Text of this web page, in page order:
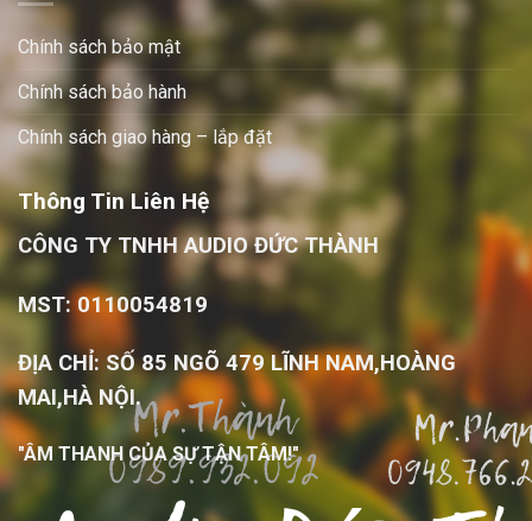
Chính sách bảo mật
Chính sách bảo hành
Chính sách giao hàng – lắp đặt
Thông Tin Liên Hệ
CÔNG TY TNHH AUDIO ĐỨC THÀNH
MST: 0110054819
ĐỊA CHỈ: SỐ 85 NGÕ 479 LĨNH NAM,HOÀNG
MAI,HÀ NỘI.
"ÂM THANH CỦA SỰ TẬN TÂM!"